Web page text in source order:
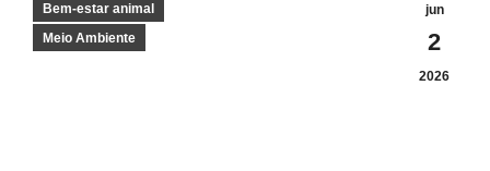
jun
2
2026
Bem-estar animal
Meio Ambiente